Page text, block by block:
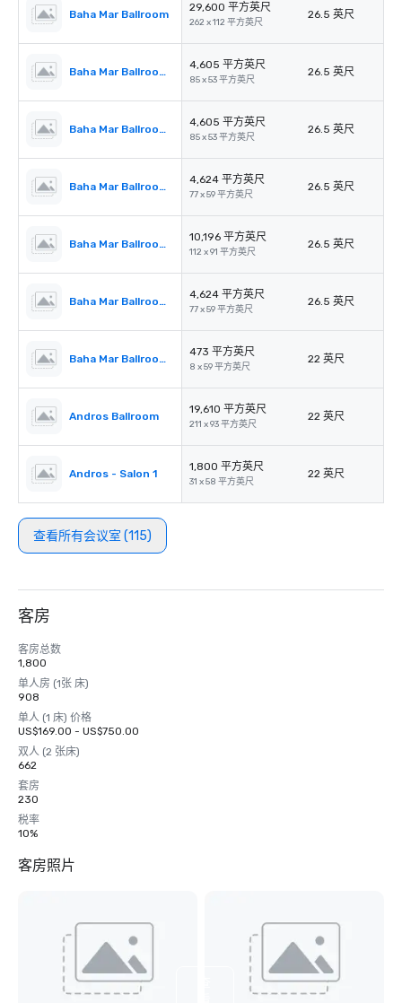
Baha Mar Ballroom
29,600 平方英尺
262 x 112 平方英尺
26.5 英尺
Baha Mar Ballroom Salon 1
4,605 平方英尺
85 x 53 平方英尺
26.5 英尺
Baha Mar Ballroom Salon 2
4,605 平方英尺
85 x 53 平方英尺
26.5 英尺
Baha Mar Ballroom Salon 3
4,624 平方英尺
77 x 59 平方英尺
26.5 英尺
Baha Mar Ballroom Salon 4
10,196 平方英尺
112 x 91 平方英尺
26.5 英尺
Baha Mar Ballroom Salon 5
4,624 平方英尺
77 x 59 平方英尺
26.5 英尺
Baha Mar Ballroom Corridor
473 平方英尺
8 x 59 平方英尺
22 英尺
Andros Ballroom
19,610 平方英尺
211 x 93 平方英尺
22 英尺
Andros - Salon 1
1,800 平方英尺
31 x 58 平方英尺
22 英尺
查看所有会议室 (115)
客房
客房总数
1,800
单人房 (1张 床)
908
单人 (1 床) 价格
US$169.00 - US$750.00
双人 (2 张床)
662
套房
230
税率
10%
客房照片